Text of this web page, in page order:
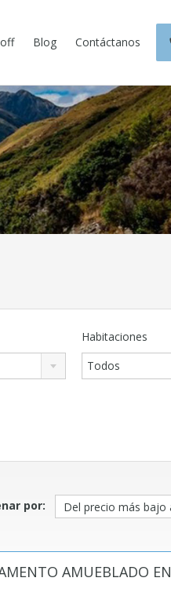
Blog Contáctanos
Habitaciones
Todos
por:
AMUEBLADO EN